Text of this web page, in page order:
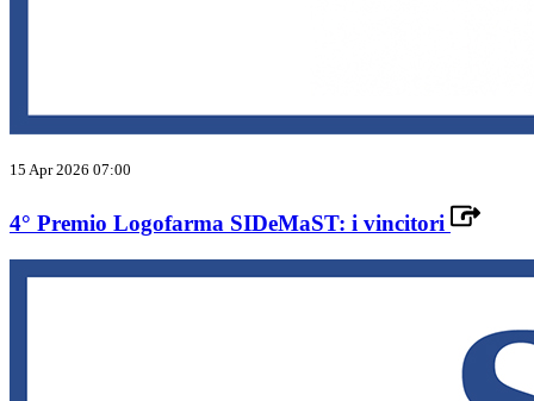
15 Apr 2026 07:00
4° Premio Logofarma SIDeMaST: i vincitori